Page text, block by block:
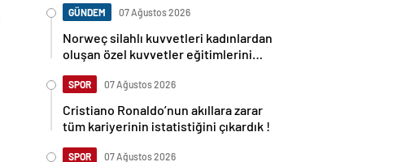
GÜNDEM 07 Ağustos 2026
Norweç silahlı kuvvetleri kadınlardan
oluşan özel kuvvetler eğitimlerini
SPOR 07 Ağustos 2026
Cristiano Ronaldo’nun akıllara zarar
tüm kariyerinin istatistiğini çıkardık !
SPOR 07 Ağustos 2026